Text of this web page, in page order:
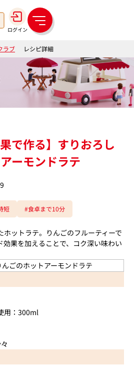
ログイン
メ
ニ
ュ
ー
ラブ レシピ詳細
で作る】すりおろし
ーモンドラテ
短 #食卓まで10分
ホットラテ。りんごのフルーティーで
効果を加えることで、コク深い味わい
用：300ml